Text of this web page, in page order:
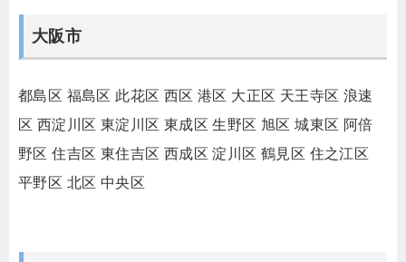
大阪市
都島区 福島区 此花区 西区 港区 大正区 天王寺区 浪速
区 西淀川区 東淀川区 東成区 生野区 旭区 城東区 阿倍
野区 住吉区 東住吉区 西成区 淀川区 鶴見区 住之江区
平野区 北区 中央区